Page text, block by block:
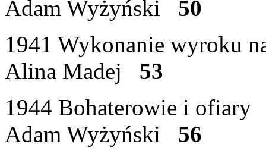
Adam Wyżyński 50
1941 Wykonanie wyroku
Alina Madej 53
1944 Bohaterowie i ofiary
Adam Wyżyński
56